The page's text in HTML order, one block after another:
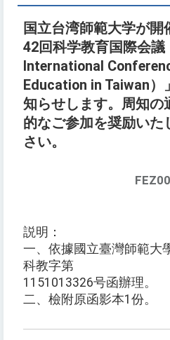
国立台湾師範大学が開
42回科学教育国際会議
International
Education in Taiwan
知らせします。周知の
的なご参加を奨励いた
さい。
説明：
一、依據國立臺灣師範大
科教字第
1151013326号函辦理。
二、檢附原函影本1份。